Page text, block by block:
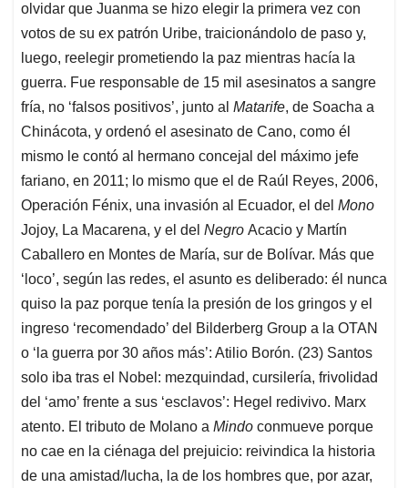
olvidar que Juanma se hizo elegir la primera vez con
votos de su ex patrón Uribe, traicionándolo de paso y,
luego, reelegir prometiendo la paz mientras hacía la
guerra. Fue responsable de 15 mil asesinatos a sangre
fría, no ‘falsos positivos’, junto al Matarife, de Soacha a
Chinácota, y ordenó el asesinato de Cano, como él
mismo le contó al hermano concejal del máximo jefe
fariano, en 2011; lo mismo que el de Raúl Reyes, 2006,
Operación Fénix, una invasión al Ecuador, el del Mono
Jojoy, La Macarena, y el del Negro Acacio y Martín
Caballero en Montes de María, sur de Bolívar. Más que
‘loco’, según las redes, el asunto es deliberado: él nunca
quiso la paz porque tenía la presión de los gringos y el
ingreso ‘recomendado’ del Bilderberg Group a la OTAN
o ‘la guerra por 30 años más’: Atilio Borón. (23) Santos
solo iba tras el Nobel: mezquindad, cursilería, frivolidad
del ‘amo’ frente a sus ‘esclavos’: Hegel redivivo. Marx
atento. El tributo de Molano a Mindo conmueve porque
no cae en la ciénaga del prejuicio: reivindica la historia
de una amistad/lucha, la de los hombres que, por azar,